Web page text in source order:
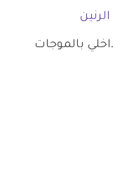
الرنين
بالموجات